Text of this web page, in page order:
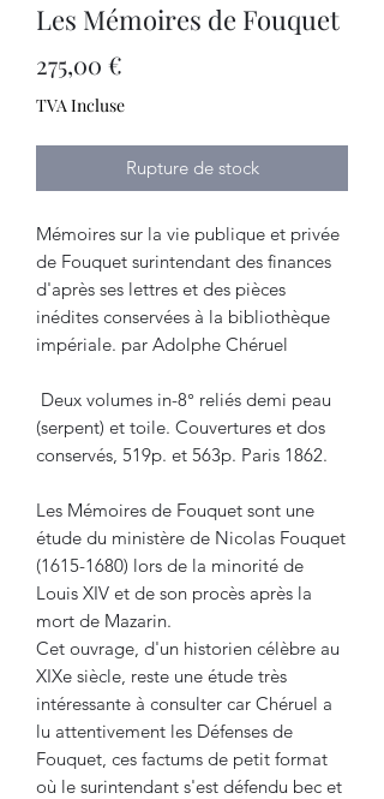
Les Mémoires de Fouquet
275,00 €
TVA Incluse
Rupture de stock
Mémoires sur la vie publique et privée
de Fouquet surintendant des finances
d'après ses lettres et des pièces
inédites conservées à la bibliothèque
impériale. par Adolphe Chéruel
Deux volumes in-8° reliés demi peau
(serpent) et toile. Couvertures et dos
conservés, 519p. et 563p. Paris 1862.
Les Mémoires de Fouquet sont une
étude du ministère de Nicolas Fouquet
(1615-1680) lors de la minorité de
Louis XIV et de son procès après la
mort de Mazarin.
Cet ouvrage, d'un historien célèbre au
XIXe siècle, reste une étude très
intéressante à consulter car Chéruel a
lu attentivement les Défenses de
Fouquet, ces factums de petit format
où le surintendant s'est défendu bec et